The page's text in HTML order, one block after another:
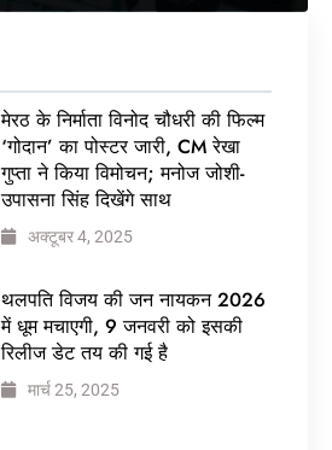
मेरठ के निर्माता विनोद चौधरी की फिल्म
‘गोदान’ का पोस्टर जारी, CM रेखा
गुप्ता ने किया विमोचन; मनोज जोशी-
उपासना सिंह दिखेंगे साथ
अक्टूबर 4, 2025
थलपति विजय की जन नायकन 2026
में धूम मचाएगी, 9 जनवरी को इसकी
रिलीज डेट तय की गई है
मार्च 25, 2025